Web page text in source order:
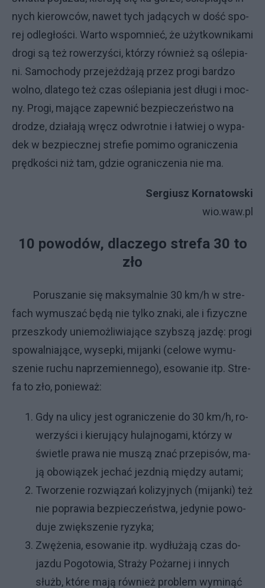
ny­ch kie­row­ców, na­wet ty­ch ja­dą­cy­ch w do­ść spo­
rej od­le­gło­ści. War­to wspo­mnieć, że użyt­kow­ni­ka­mi
dro­gi są też ro­we­rzy­ści, któ­rzy rów­nież są ośle­pia­
ni. Sa­mo­cho­dy prze­jeż­dża­ją przez pro­gi bar­dzo
wol­no, dla­te­go też czas ośle­pia­nia je­st dłu­gi i moc­
ny. Pro­gi, ma­ją­ce za­pew­nić bez­pie­czeń­stwo na
dro­dze, dzia­ła­ją wrę­cz od­wrot­nie i ła­twiej o wy­pa­
dek w bez­piecz­nej stre­fie po­mi­mo ogra­ni­cze­nia
pręd­ko­ści niż tam, gdzie ogra­ni­cze­nia nie ma.
Ser­giu­sz Kor­na­tow­ski
wio.waw.pl
10 po­wo­dów, dla­cze­go stre­fa 30 to
zło
Po­ru­sza­nie się mak­sy­mal­nie 30 km/h w stre­
fa­ch wy­mu­szać bę­dą nie tyl­ko zna­ki, ale i fi­zycz­ne
prze­szko­dy unie­moż­li­wia­ją­ce szyb­szą jaz­dę: pro­gi
spo­wal­nia­ją­ce, wy­sep­ki, mi­jan­ki (ce­lo­we wy­mu­
sze­nie ru­chu na­prze­mien­ne­go), eso­wa­nie itp. Stre­
fa to zło, po­nie­waż:
Gdy na uli­cy je­st ogra­ni­cze­nie do 30 km/h, ro­
we­rzy­ści i kie­ru­ją­cy hu­laj­no­ga­mi, któ­rzy w
świe­tle pra­wa nie mu­szą znać prze­pi­sów, ma­
ją obo­wią­zek je­chać jezd­nią między au­ta­mi;
Two­rze­nie roz­wią­zań ko­li­zyj­ny­ch (mi­jan­ki) też
nie po­pra­wia bez­pie­czeń­stwa, je­dy­nie po­wo­
du­je zwięk­sze­nie ry­zy­ka;
Zwę­że­nia, eso­wa­nie itp. wy­dłu­ża­ją czas do­
jaz­du Po­go­to­wia, Stra­ży Po­żar­nej i in­ny­ch
służb, któ­re ma­ją rów­nież pro­blem wy­mi­nąć